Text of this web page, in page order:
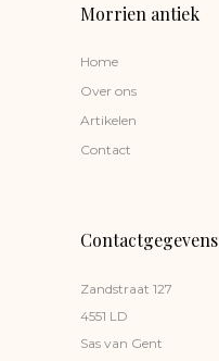
Morrien antiek
Home
Over ons
Artikelen
Contact
Contactgegevens
Zandstraat 127
4551 LD
Sas van Gent